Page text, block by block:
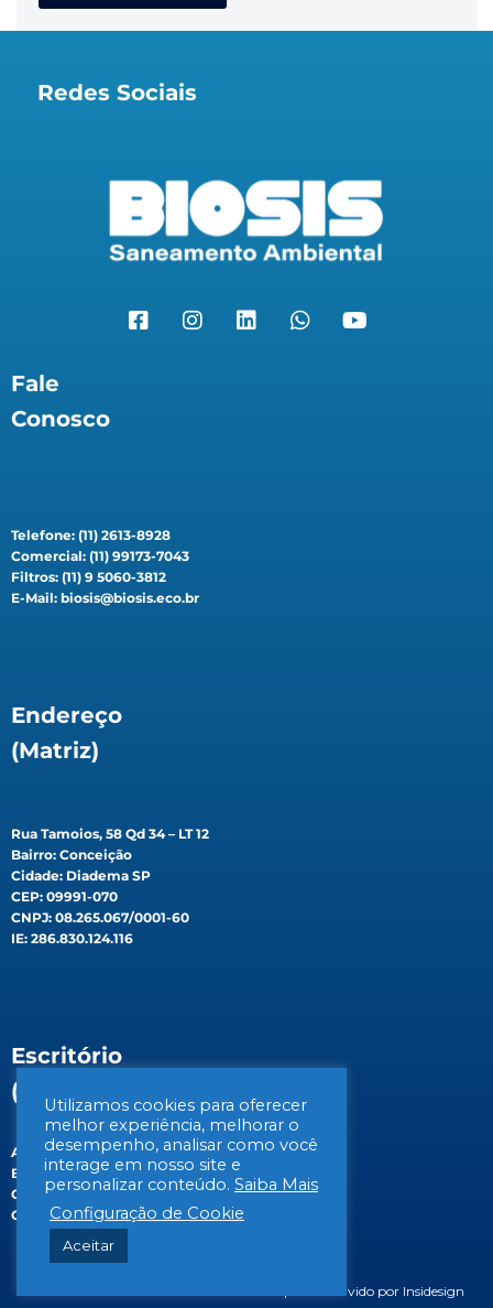
Redes Sociais
Fale
Conosco
Telefone: (11) 2613-8928
Comercial: (11) 99173-7043
Filtros: (11) 9 5060-3812
E-Mail: biosis@biosis.eco.br
Endereço
(Matriz)
Rua Tamoios, 58 Qd 34 – LT 12
Bairro: Conceição
Cidade: Diadema SP
CEP: 09991-070
CNPJ: 08.265.067/0001-60
IE: 286.830.124.116
Escritório
(Filial)
Av. Gen. Valdomiro de Lima, 647B
Bairro: Jabaquara
Cidade: São Paulo/SP
CEP: 04344-070
© 2026 BIOSIS Saneamento Ambiental | Desenvolvido por Insidesign
Utilizamos cookies para oferecer
melhor experiência, melhorar o
desempenho, analisar como você
interage em nosso site e
personalizar conteúdo. Saiba Mais
Configuração de Cookie
Aceitar